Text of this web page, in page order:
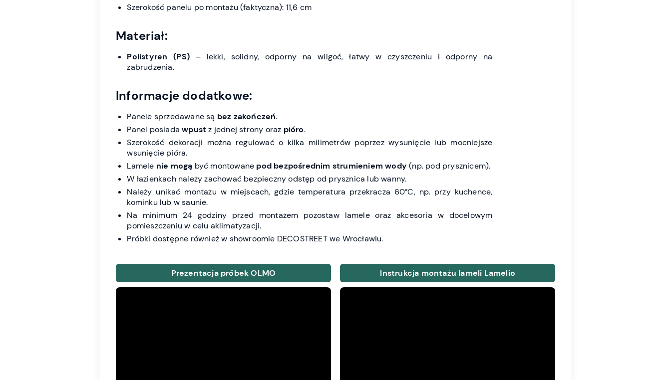
Szerokość panelu po montażu (faktyczna): 11,6 cm
Materiał:
Polistyren (PS)– lekki, solidny, odporny na wilgoć, łatwy w czyszczeniu i odporny na
zabrudzenia.
Informacje dodatkowe:
Panele sprzedawane są bez zakończeń.
Panel posiadawpust z jednej strony oraz pióro.
Szerokość dekoracji można regulować o kilka milimetrów poprzez wysunięcie lub mocniejsze
wsunięcie pióra.
Lamele nie mogą być montowane pod bezpośrednim strumieniem wody (np. pod prysznicem).
W łazienkach należy zachować bezpieczny odstęp od prysznica lub wanny.
Należy unikać montażu w miejscach, gdzie temperatura przekracza 60°C, np. przy kuchence,
kominku lub w saunie.
Na minimum 24 godziny przed montażem pozostaw lamele oraz akcesoria w docelowym
pomieszczeniu w celu aklimatyzacji.
Próbki dostępne również w showroomie DECOSTREET we Wrocławiu.
Prezentacja próbek OLMO Instrukcja montażu lameli Lamelio